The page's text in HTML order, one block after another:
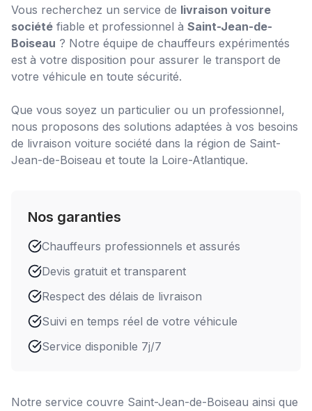
Vous recherchez un service de livraison voiture
société fiable et professionnel à Saint-Jean-de-
Boiseau ? Notre équipe de chauffeurs expérimentés
est à votre disposition pour assurer le transport de
votre véhicule en toute sécurité.
Que vous soyez un particulier ou un professionnel,
nous proposons des solutions adaptées à vos besoins
de livraison voiture société dans la région de Saint-
Jean-de-Boiseau et toute la Loire-Atlantique.
Nos garanties
Chauffeurs professionnels et assurés
Devis gratuit et transparent
Respect des délais de livraison
Suivi en temps réel de votre véhicule
Service disponible 7j/7
Notre service couvre Saint-Jean-de-Boiseau ainsi que